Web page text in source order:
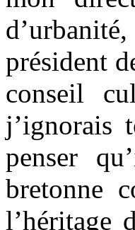
président
conseil
j’ignorais
penser
bretonne
l’héritage